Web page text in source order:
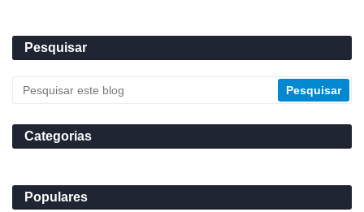
Pesquisar
Categorias
Populares